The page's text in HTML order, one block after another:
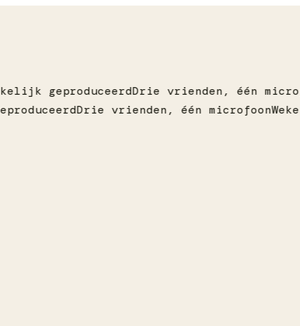
geproduceerdDrie vrienden, één
Drie vrienden, één microfoon